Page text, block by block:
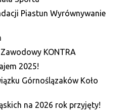
Piastun Wyrównywanie
KONTRA
2025!
Górnoślązaków Koło
na 2026 rok przyjęty!